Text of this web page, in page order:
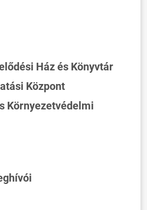
Ház és Könyvtár
Központ
Környezetvédelmi